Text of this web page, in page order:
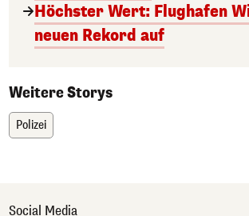
Höchster Wert: Flughafen
neuen Rekord auf
Weitere Storys
Polizei
Social Media